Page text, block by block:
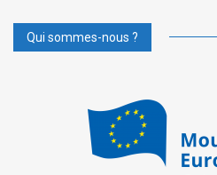
Qui sommes-nous ?